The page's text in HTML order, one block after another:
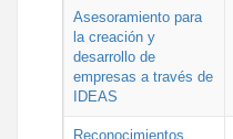
Asesoramiento para
la creación y
desarrollo de
empresas a través de
IDEAS
Reconocimientos